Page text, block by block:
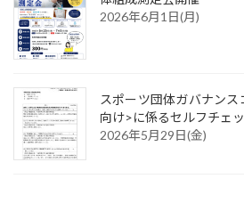
2026年6月1日(月)
スポーツ団体ガバナン
向け>に係るセルフチェ
2026年5月29日(金)